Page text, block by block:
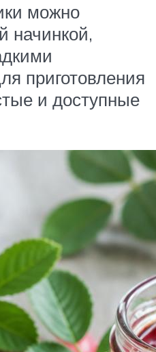
можно
начинкой,
приготовления
и доступные